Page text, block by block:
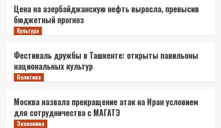
Цена на азербайджанскую нефть выросла, превысив
бюджетный прогноз
Культура
Фестиваль дружбы в Ташкенте: открыты павильоны
национальных культур
Политика
Москва назвала прекращение атак на Иран условием
для сотрудничества с МАГАТЭ
Экономика